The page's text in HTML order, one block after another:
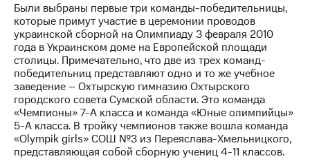
МТС
о технологиях
Достижения
Интервью
Финансовая
отчетность
Контакты
Были выбраны первые три команды-победительницы,
которые примут участие в церемонии проводов
украинской сборной на Олимпиаду 3 февраля 2010
года в Украинском доме на Европейской площади
столицы. Примечательно, что две из трех команд-
победительниц представляют одно и то же учебное
заведение – Охтырскую гимназию Охтырского
городского совета Сумской области. Это команда
«Чемпионы» 7-A класса и команда «Юные олимпийцы»
5-A класса. В тройку чемпионов также вошла команда
«Olympik girls» СОШ №3 из Переяслава-Хмельницкого,
представляющая собой сборную учениц 4-11 классов.